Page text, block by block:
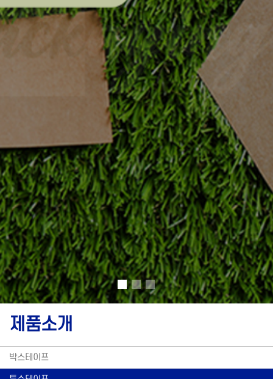
제품소개
박스테이프